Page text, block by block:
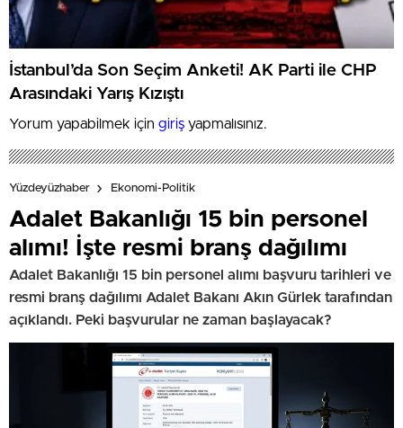
İstanbul’da Son Seçim Anketi! AK Parti ile CHP
Arasındaki Yarış Kızıştı
Yorum yapabilmek için giriş yapmalısınız.
Yüzdeyüzhaber Ekonomi-Politik
Adalet Bakanlığı 15 bin personel
alımı! İşte resmi branş dağılımı
Adalet Bakanlığı 15 bin personel alımı başvuru tarihleri ve
resmi branş dağılımı Adalet Bakanı Akın Gürlek tarafından
açıklandı. Peki başvurular ne zaman başlayacak?